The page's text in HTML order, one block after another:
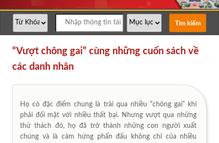
“Vượt chông gai” cùng những cuốn sách về
các danh nhân
Họ có đặc điểm chung là trải qua nhiều “chông gai” khi
phải đối mặt với nhiều thất bại. Nhưng vượt qua những
thử thách đó, họ đã trở thành những con người xuất
chúng và là cảm hứng phấn đấu không chỉ của nhiều